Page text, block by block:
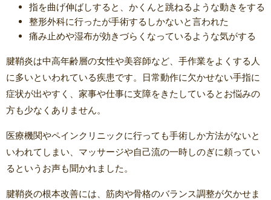
指を曲げ伸ばしすると、かくんと跳ねるような動きをする
整形外科に行ったが手術するしかないと言われた
痛み止めや湿布が効きづらくなっているような気がする
腱鞘炎は中高年齢層の女性や美容師など、手作業をよくする人
に多いといわれている疾患です。日常動作に欠かせない手指に
症状が出やすく、家事や仕事に支障をきたしているとお悩みの
方も少なくありません。
医療機関やペインクリニックに行っても手術しか方法がないと
いわれてしまい、マッサージや自己流の一時しのぎに頼ってい
るというお声も聞かれました。
腱鞘炎の根本改善には、筋肉や骨格のバランス調整が欠かせま